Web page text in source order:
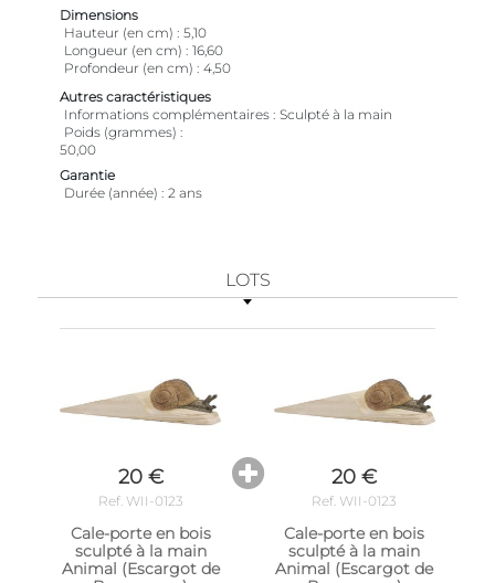
Dimensions
Hauteur (en cm)
5,10
Longueur (en cm)
16,60
Profondeur (en cm)
4,50
Autres caractéristiques
Informations complémentaires Sculpté à la main
Poids (grammes)
50,00
Garantie
Durée (année)
2 ans
LOTS
20 €
Ref. WII-0123
Cale-porte en bois
sculpté à la main
Animal (Escargot de
20 €
Ref. WII-0123
Cale-porte en bois
sculpté à la main
Animal (Escargot de